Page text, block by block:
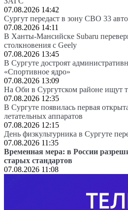
07.08.2026 14:42
Сургут передаст в зону СВО 33
07.08.2026 14:11
В Ханты-Мансийске Subaru
столкновения с Geely
07.08.2026 13:45
В Сургуте достроят
«Спортивное ядро»
07.08.2026 13:09
На Оби в Сургутском районе ищут
07.08.2026 12:35
В Сургуте появилась первая
летательных аппаратов
07.08.2026 12:15
День физкультурника в Сургуте
07.08.2026 11:35
Временная мера: в России
старых стандартов
07.08.2026 11:08